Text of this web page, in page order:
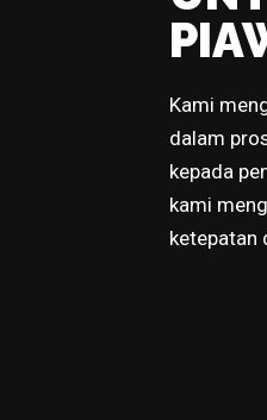
Kami
dalam
kepada
kami
ketepatan